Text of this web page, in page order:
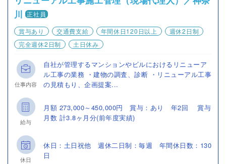
川 正社員
賞与あり
交通費支給 年間休日120日以上
週休2日制
完全週休2日制
土日休み
仕事内容
自社が管理するマンションやビルにおけるリニューア
ル工事の業務 ・建物の調査、診断 ・リニューアル工事
の見積もり、企画提案...
給与
月額 273,000～450,000円 賞与：あり 年2回 賞与
月数 計3.8ヶ月分(前年度実績)
休日
休日：土日祝他 週休二日制：毎週 年間休日数：130
日